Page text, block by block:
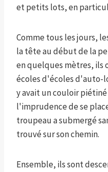
et petits lots, en
Comme tous les jours,
la tête au début de la
en quelques mètres, ils
écoles d'écoles d'auto-
y avait un couloir
l'imprudence de se
troupeau a submergé
trouvé sur son chemin.
Ensemble, ils sont